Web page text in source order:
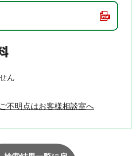
ん
不明点はお客様相談室へ